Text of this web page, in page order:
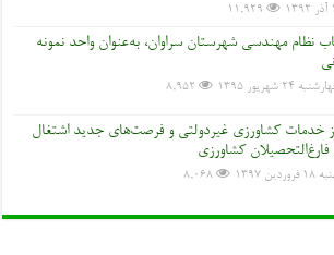
11,929
نظام مهندسی شهرستان سراوان، به‌عنوان واحد نمونه
۲۴ شهریور ۱۳۹۵ 8,952
خدمات کشاورزی غیردولتی و فرصت‌های جدید اشتغال
فارغ‌التحصیلان کشاورزی
فروردین ۱۳۹۷ 8,068